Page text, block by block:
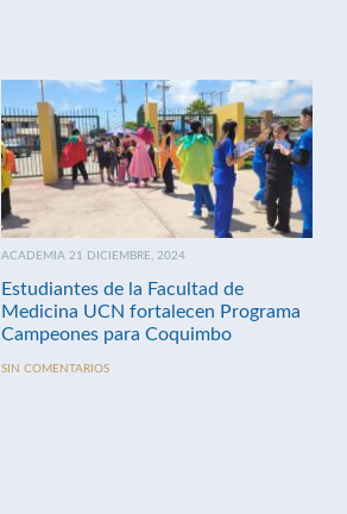
ACADEMIA 21 DICIEMBRE, 2024
Estudiantes de la Facultad de
Medicina UCN fortalecen Programa
Campeones para Coquimbo
SIN COMENTARIOS